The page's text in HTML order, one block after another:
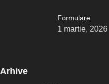
Formulare
1 martie, 2026
Arhive